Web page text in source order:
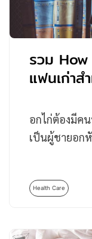
รวม
แฟนเก่าส
อกไก่ต้องมีค
เป็นผู้ชายอก
Health Care